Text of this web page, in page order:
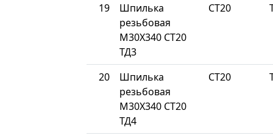
19
Шпилька
резьбовая
М30Х340 СТ20
ТД3
СТ20
20
Шпилька
резьбовая
М30Х340 СТ20
ТД4
СТ20